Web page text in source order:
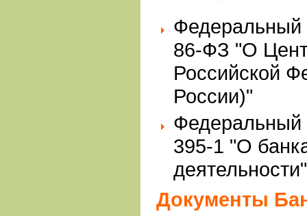
Федеральный
86-ФЗ "О
Российской
России)"
Федеральный
395-1 "О
деятельности"
Документы